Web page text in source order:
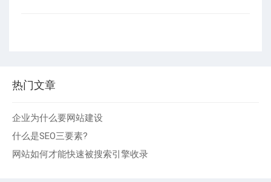
热门文章
企业为什么要网站建设
什么是SEO三要素?
网站如何才能快速被搜索引擎收录